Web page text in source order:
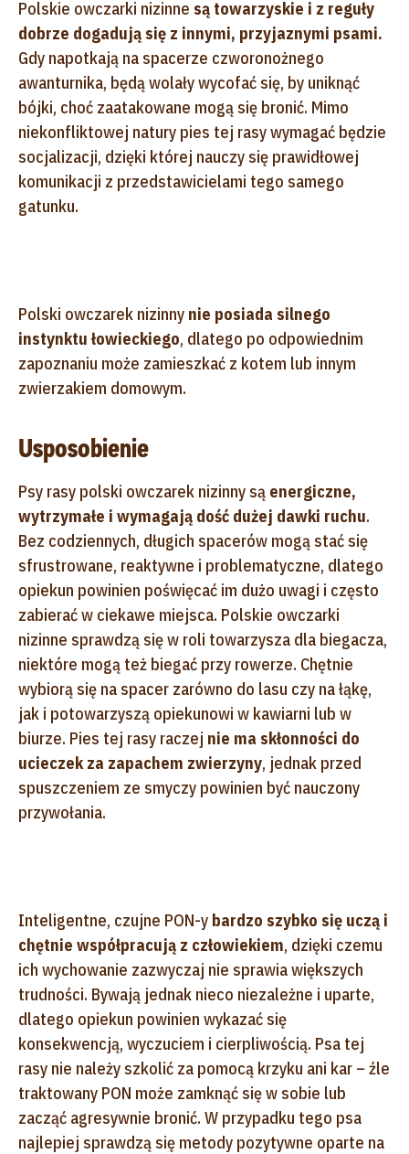
Polskie owczarki nizinne są towarzyskie i z reguły
dobrze dogadują się z innymi, przyjaznymi psami.
Gdy napotkają na spacerze czworonożnego
awanturnika, będą wolały wycofać się, by uniknąć
bójki, choć zaatakowane mogą się bronić. Mimo
niekonfliktowej natury pies tej rasy wymagać będzie
socjalizacji, dzięki której nauczy się prawidłowej
komunikacji z przedstawicielami tego samego
gatunku.
Polski owczarek nizinny nie posiada silnego
instynktu łowieckiego, dlatego po odpowiednim
zapoznaniu może zamieszkać z kotem lub innym
zwierzakiem domowym.
Usposobienie
Psy rasy polski owczarek nizinny są energiczne,
wytrzymałe i wymagają dość dużej dawki ruchu.
Bez codziennych, długich spacerów mogą stać się
sfrustrowane, reaktywne i problematyczne, dlatego
opiekun powinien poświęcać im dużo uwagi i często
zabierać w ciekawe miejsca. Polskie owczarki
nizinne sprawdzą się w roli towarzysza dla biegacza,
niektóre mogą też biegać przy rowerze. Chętnie
wybiorą się na spacer zarówno do lasu czy na łąkę,
jak i potowarzyszą opiekunowi w kawiarni lub w
biurze. Pies tej rasy raczej nie ma skłonności do
ucieczek za zapachem zwierzyny, jednak przed
spuszczeniem ze smyczy powinien być nauczony
przywołania.
Inteligentne, czujne PON-y bardzo szybko się uczą i
chętnie współpracują z człowiekiem, dzięki czemu
ich wychowanie zazwyczaj nie sprawia większych
trudności. Bywają jednak nieco niezależne i uparte,
dlatego opiekun powinien wykazać się
konsekwencją, wyczuciem i cierpliwością. Psa tej
rasy nie należy szkolić za pomocą krzyku ani kar – źle
traktowany PON może zamknąć się w sobie lub
zacząć agresywnie bronić. W przypadku tego psa
najlepiej sprawdzą się metody pozytywne oparte na